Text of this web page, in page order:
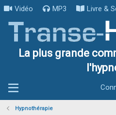
Vidéo MP3 Livre &
La plus grande
Hypnothérapie